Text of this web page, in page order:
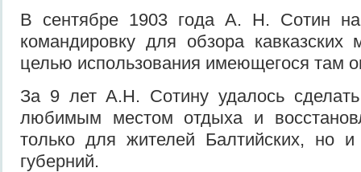
В сентябре 1903 года А. Н. Сотин
командировку для обзора
целью использования имеющегося там
За 9 лет А.Н. Сотину удалось
любимым местом отдыха и
только для жителей Балтийских, но
губерний.